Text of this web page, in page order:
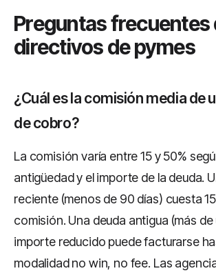
Preguntas frecuentes
directivos de pymes
¿Cuál es la comisión media de
de cobro?
La comisión varía entre 15 y 50%
antigüedad y el importe de la deuda.
reciente (menos de 90 días) cuesta
comisión. Una deuda antigua (más
importe reducido puede facturarse
modalidad no win, no fee. Las